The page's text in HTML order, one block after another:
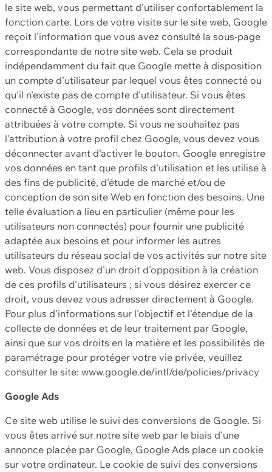
le site web, vous permettant d'utiliser confortablement la
fonction carte. Lors de votre visite sur le site web, Google
reçoit l'information que vous avez consulté la sous-page
correspondante de notre site web. Cela se produit
indépendamment du fait que Google mette à disposition
un compte d'utilisateur par lequel vous êtes connecté ou
qu'il n'existe pas de compte d'utilisateur. Si vous êtes
connecté à Google, vos données sont directement
attribuées à votre compte. Si vous ne souhaitez pas
l'attribution à votre profil chez Google, vous devez vous
déconnecter avant d'activer le bouton. Google enregistre
vos données en tant que profils d'utilisation et les utilise à
des fins de publicité, d'étude de marché et/ou de
conception de son site Web en fonction des besoins. Une
telle évaluation a lieu en particulier (même pour les
utilisateurs non connectés) pour fournir une publicité
adaptée aux besoins et pour informer les autres
utilisateurs du réseau social de vos activités sur notre site
web. Vous disposez d'un droit d'opposition à la création
de ces profils d'utilisateurs ; si vous désirez exercer ce
droit, vous devez vous adresser directement à Google.
Pour plus d'informations sur l'objectif et l'étendue de la
collecte de données et de leur traitement par Google,
ainsi que sur vos droits en la matière et les possibilités de
paramétrage pour protéger votre vie privée, veuillez
consulter le site: www.google.de/intl/de/policies/privacy
Google Ads
Ce site web utilise le suivi des conversions de Google. Si
vous êtes arrivé sur notre site web par le biais d'une
annonce placée par Google, Google Ads place un cookie
sur votre ordinateur. Le cookie de suivi des conversions